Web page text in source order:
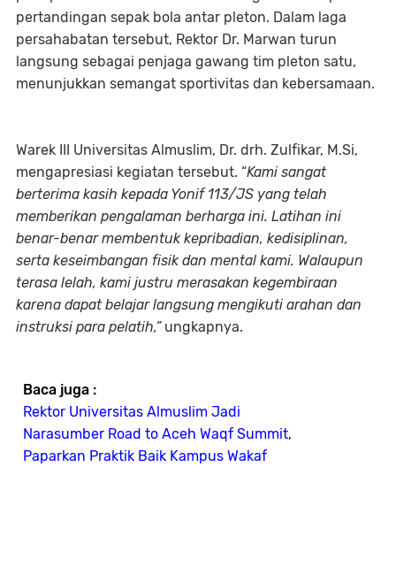
pertandingan sepak bola antar pleton. Dalam laga
persahabatan tersebut, Rektor Dr. Marwan turun
langsung sebagai penjaga gawang tim pleton satu,
menunjukkan semangat sportivitas dan kebersamaan.
Warek III Universitas Almuslim, Dr. drh. Zulfikar, M.Si,
mengapresiasi kegiatan tersebut. “Kami sangat
berterima kasih kepada Yonif 113/JS yang telah
memberikan pengalaman berharga ini. Latihan ini
benar-benar membentuk kepribadian, kedisiplinan,
serta keseimbangan fisik dan mental kami. Walaupun
terasa lelah, kami justru merasakan kegembiraan
karena dapat belajar langsung mengikuti arahan dan
instruksi para pelatih,”ungkapnya.
Baca juga :
Rektor Universitas Almuslim Jadi
Narasumber Road to Aceh Waqf Summit,
Paparkan Praktik Baik Kampus Wakaf